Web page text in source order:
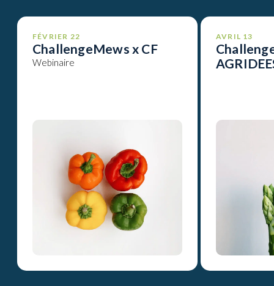
FÉVRIER 22
ChallengeMews x CF
Webinaire
AVRIL 13